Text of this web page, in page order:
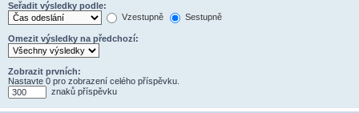
Seřadit výsledky podle:
Vzestupně
Sestupně
Omezit výsledky na předchozí:
Zobrazit prvních:
Nastavte 0 pro zobrazení celého příspěvku.
znaků příspěvku